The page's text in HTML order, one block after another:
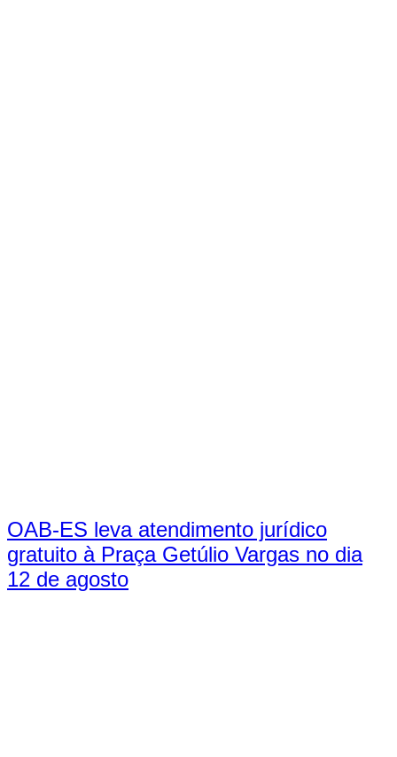
OAB-ES leva atendimento jurídico
gratuito à Praça Getúlio Vargas no dia
12 de agosto